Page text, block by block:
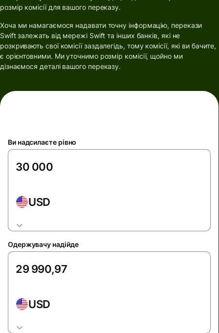
розмір комісії для вашого переказу.
Хоча ми намагаємося надавати точну інформацію, перекази
Swift залежать від мережі Swift та інших банків, які не
розкривають свої комісії заздалегідь, тому комісії, які ви бачите,
є орієнтовними. Ми уточнимо розмір комісії, щойно ми
дізнаємося деталі вашого переказу.
Ви надсилаєте рівно
USD
Одержувачу надійде
USD